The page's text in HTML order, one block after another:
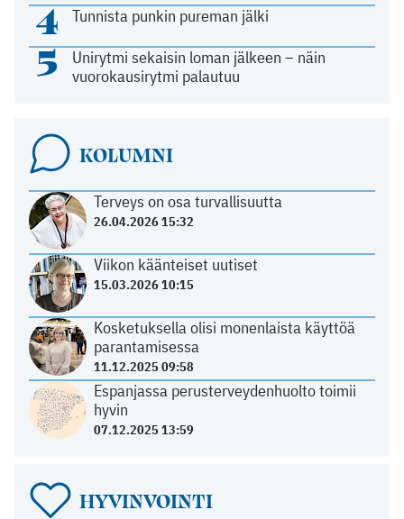
4 Tunnista punkin pureman jälki
5
Unirytmi sekaisin loman jälkeen – näin
vuorokausirytmi palautuu
KOLUMNI
Terveys on osa turvallisuutta
26.04.2026 15:32
Viikon käänteiset uutiset
15.03.2026 10:15
Kosketuksella olisi monenlaista käyttöä
parantamisessa
11.12.2025 09:58
Espanjassa perusterveydenhuolto toimii
hyvin
07.12.2025 13:59
HYVINVOINTI